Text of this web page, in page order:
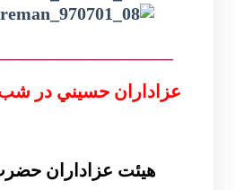
عزاداران حسيني در شب
هيئت عزاداران